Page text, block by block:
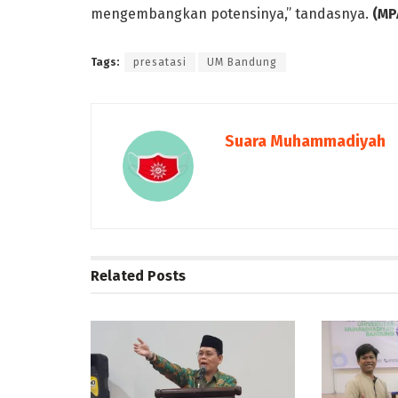
mengembangkan potensinya,” tandasnya.
Tags: presatasi UM Bandung
Suara Muhammadiyah
Related Posts